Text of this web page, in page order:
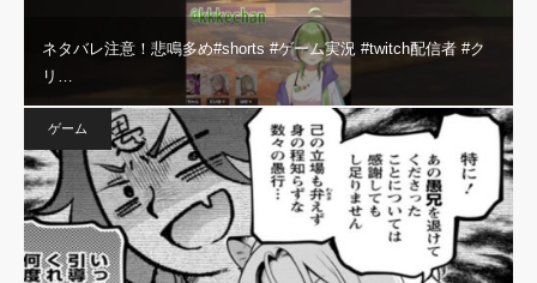
ネタバレ注意！悲鳴多め#shorts #ゲーム実況 #twitch配信者 #ク
リ…
ゲーム